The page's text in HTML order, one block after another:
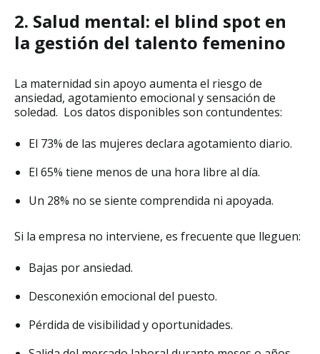
2. Salud mental: el blind spot en
la gestión del talento femenino
La maternidad sin apoyo aumenta el riesgo de
ansiedad, agotamiento emocional y sensación de
soledad. Los datos disponibles son contundentes:
El 73% de las mujeres declara agotamiento diario.
El 65% tiene menos de una hora libre al día.
Un 28% no se siente comprendida ni apoyada.
Si la empresa no interviene, es frecuente que lleguen:
Bajas por ansiedad.
Desconexión emocional del puesto.
Pérdida de visibilidad y oportunidades.